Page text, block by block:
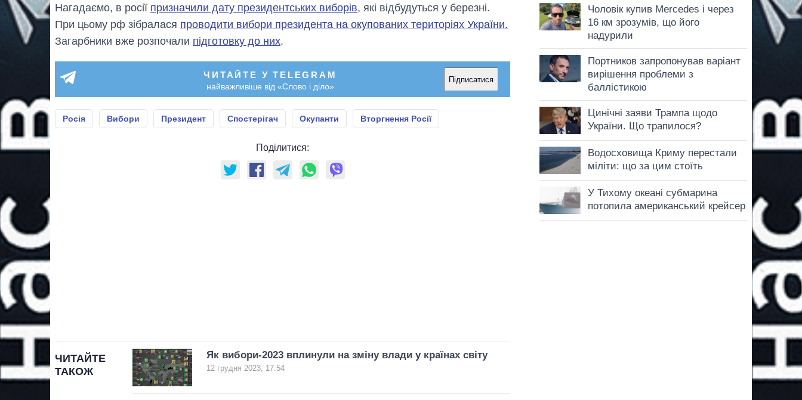
Нагадаємо, в росії призначили дату президентських виборів, які відбудуться у березні.
При цьому рф зібралася проводити вибори президента на окупованих територіях України.
Загарбники вже розпочали підготовку до них.
ЧИТАЙТЕ У TELEGRAM
найважливіше від «Слово і діло»
Підписатися
Росія Вибори Президент Спостерігач Окупанти Вторгнення Росії
Поділитися:
ЧИТАЙТЕ
ТАКОЖ
Як вибори-2023 вплинули на зміну влади у країнах світу
12 грудня 2023, 17:54